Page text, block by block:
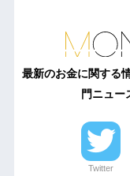
最新のお金に関する
門ニュー
Twitter